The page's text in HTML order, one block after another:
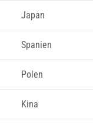
Japan
Spanien
Polen
Kina